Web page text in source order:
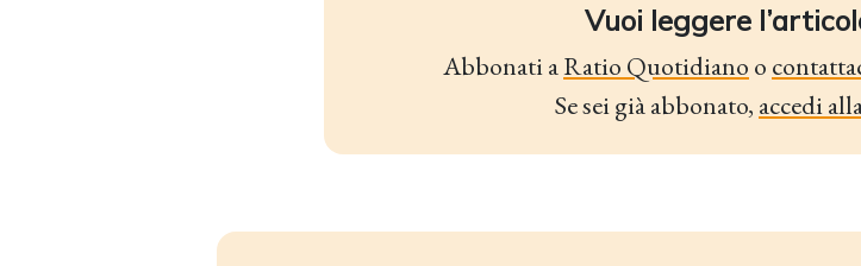
Vuoi leggere
Abbonati aRatio Quotidiano o
Se sei già abbonato, accedi